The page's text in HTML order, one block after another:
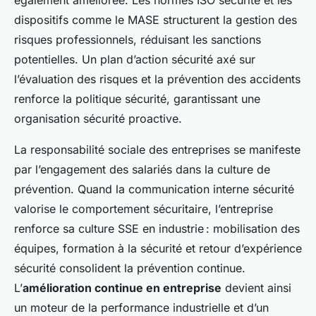
dispositifs comme le MASE structurent la gestion des
risques professionnels, réduisant les sanctions
potentielles. Un plan d’action sécurité axé sur
l’évaluation des risques et la prévention des accidents
renforce la politique sécurité, garantissant une
organisation sécurité proactive.
La responsabilité sociale des entreprises se manifeste
par l’engagement des salariés dans la culture de
prévention. Quand la communication interne sécurité
valorise le comportement sécuritaire, l’entreprise
renforce sa culture SSE en industrie : mobilisation des
équipes, formation à la sécurité et retour d’expérience
sécurité consolident la prévention continue.
L’amélioration continue en entreprise devient ainsi
un moteur de la performance industrielle et d’un